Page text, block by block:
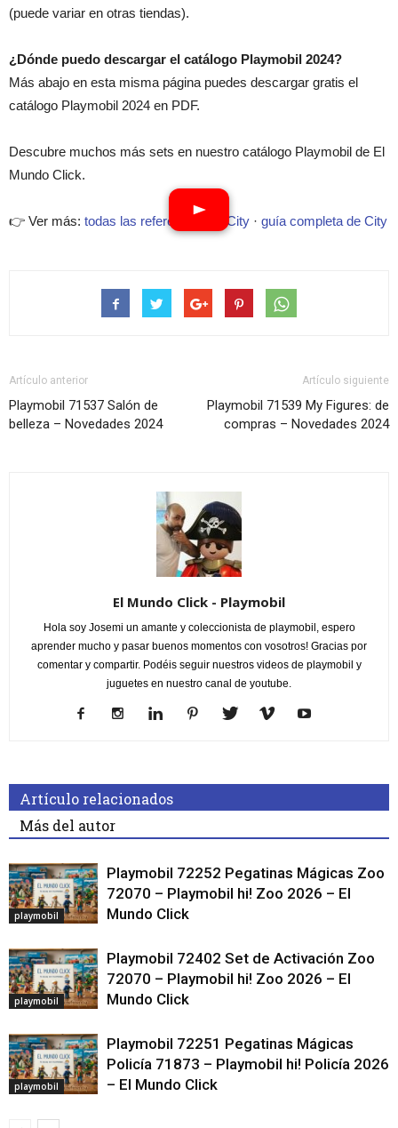
(puede variar en otras tiendas).
¿Dónde puedo descargar el catálogo Playmobil 2024?
Más abajo en esta misma página puedes descargar gratis el
catálogo Playmobil 2024 en PDF.
Descubre muchos más sets en nuestro catálogo Playmobil de El
Mundo Click.
👉 Ver más: todas las referencias de City · guía completa de City
Artículo anterior
Playmobil 71537 Salón de
belleza – Novedades 2024
Artículo siguiente
Playmobil 71539 My Figures: de
compras – Novedades 2024
El Mundo Click - Playmobil
Hola soy Josemi un amante y coleccionista de playmobil, espero
aprender mucho y pasar buenos momentos con vosotros! Gracias por
comentar y compartir. Podéis seguir nuestros videos de playmobil y
juguetes en nuestro canal de youtube.
Artículo relacionados
Más del autor
playmobil
Playmobil 72252 Pegatinas Mágicas Zoo
72070 – Playmobil hi! Zoo 2026 – El
Mundo Click
playmobil
Playmobil 72402 Set de Activación Zoo
72070 – Playmobil hi! Zoo 2026 – El
Mundo Click
playmobil
Playmobil 72251 Pegatinas Mágicas
Policía 71873 – Playmobil hi! Policía 2026
– El Mundo Click